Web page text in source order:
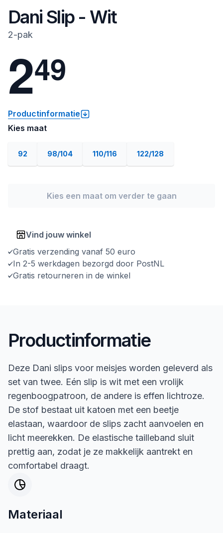
Dani Slip - Wit
2-pak
249
Productinformatie
Kies maat
92 98/104 110/116 122/128
Kies een maat om verder te gaan
Vind jouw winkel
Gratis verzending vanaf 50 euro
In 2-5 werkdagen bezorgd door PostNL
Gratis retourneren in de winkel
Productinformatie
Deze Dani slips voor meisjes worden geleverd als
set van twee. Eén slip is wit met een vrolijk
regenboogpatroon, de andere is effen lichtroze.
De stof bestaat uit katoen met een beetje
elastaan, waardoor de slips zacht aanvoelen en
licht meerekken. De elastische tailleband sluit
prettig aan, zodat je ze makkelijk aantrekt en
comfortabel draagt.
Materiaal